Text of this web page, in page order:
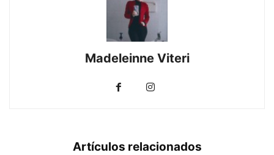
Madeleinne Viteri
Artículos relacionados